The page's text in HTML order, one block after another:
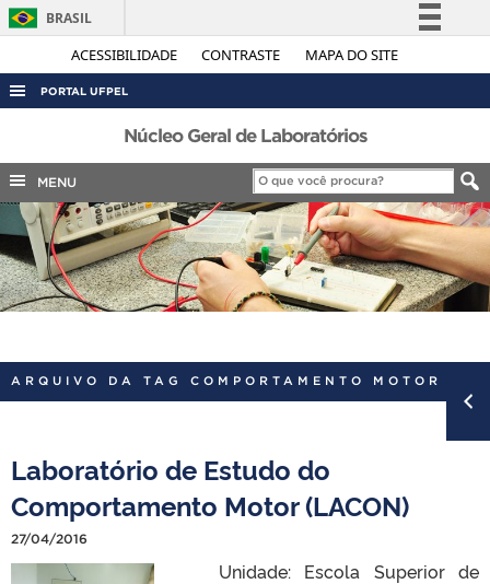
ACESSIBILIDADE CONTRASTE MAPA DO SITE
BRASIL
Simplifique!
Legislação
Canais
PORTAL UFPEL
ACESSO À INFORMAÇÃO
AUDITORIA
COBALTO
CONCURSOS
EDITAIS
INTERNACIONAL
PORTARIAS
Núcleo Geral de Laboratórios
MENU
ARQUIVO DA TAG COMPORTAMENTO MOTOR
Laboratório de Estudo do
Comportamento Motor (LACON)
27/04/2016
Unidade: Escola Superior de